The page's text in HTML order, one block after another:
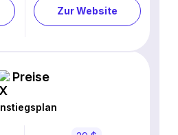
Zur Website
Preise